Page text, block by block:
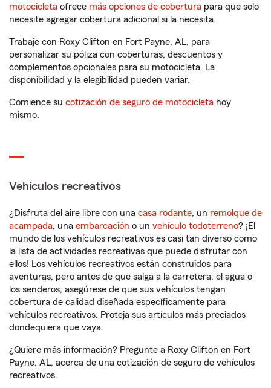
motocicleta ofrece más opciones de cobertura para que solo
necesite agregar cobertura adicional si la necesita.
Trabaje con Roxy Clifton en Fort Payne, AL, para
personalizar su póliza con coberturas, descuentos y
complementos opcionales para su motocicleta. La
disponibilidad y la elegibilidad pueden variar.
Comience su cotización de seguro de motocicleta hoy
mismo.
Vehículos recreativos
¿Disfruta del aire libre con una casa rodante, un remolque de
acampada, una embarcación o un vehículo todoterreno? ¡El
mundo de los vehículos recreativos es casi tan diverso como
la lista de actividades recreativas que puede disfrutar con
ellos! Los vehículos recreativos están construidos para
aventuras, pero antes de que salga a la carretera, el agua o
los senderos, asegúrese de que sus vehículos tengan
cobertura de calidad diseñada específicamente para
vehículos recreativos. Proteja sus artículos más preciados
dondequiera que vaya.
¿Quiere más información? Pregunte a Roxy Clifton en Fort
Payne, AL, acerca de una cotización de seguro de vehículos
recreativos.